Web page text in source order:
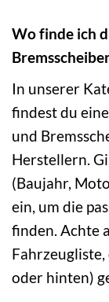
Wo finde ich
In unserer
findest du
und
Herstellern.
(Baujahr,
ein, um die
finden. Achte
oder hinten)